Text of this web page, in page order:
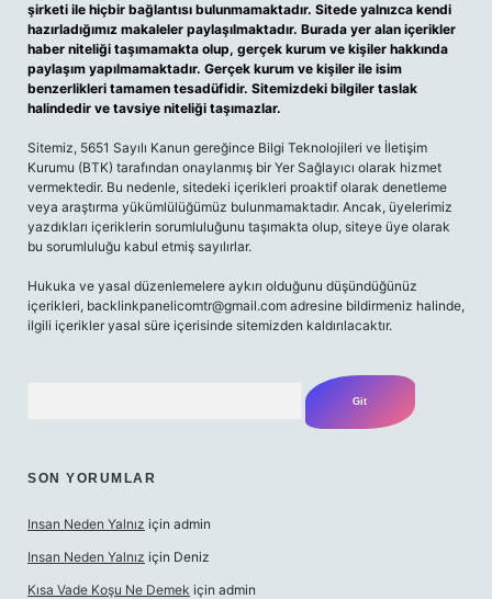
şirketi ile hiçbir bağlantısı bulunmamaktadır. Sitede yalnızca kendi
hazırladığımız makaleler paylaşılmaktadır. Burada yer alan içerikler
haber niteliği taşımamakta olup, gerçek kurum ve kişiler hakkında
paylaşım yapılmamaktadır. Gerçek kurum ve kişiler ile isim
benzerlikleri tamamen tesadüfidir. Sitemizdeki bilgiler taslak
halindedir ve tavsiye niteliği taşımazlar.
Sitemiz, 5651 Sayılı Kanun gereğince Bilgi Teknolojileri ve İletişim
Kurumu (BTK) tarafından onaylanmış bir Yer Sağlayıcı olarak hizmet
vermektedir. Bu nedenle, sitedeki içerikleri proaktif olarak denetleme
veya araştırma yükümlülüğümüz bulunmamaktadır. Ancak, üyelerimiz
yazdıkları içeriklerin sorumluluğunu taşımakta olup, siteye üye olarak
bu sorumluluğu kabul etmiş sayılırlar.
Hukuka ve yasal düzenlemelere aykırı olduğunu düşündüğünüz
içerikleri, backlinkpanelicomtr@gmail.com adresine bildirmeniz halinde,
ilgili içerikler yasal süre içerisinde sitemizden kaldırılacaktır.
SON YORUMLAR
Insan Neden Yalnız için admin
Insan Neden Yalnız için Deniz
Kısa Vade Koşu Ne Demek için admin